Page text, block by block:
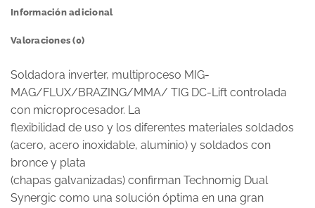
Información adicional
Valoraciones (0)
Soldadora inverter, multiproceso MIG-
MAG/FLUX/BRAZING/MMA/ TIG DC-Lift controlada
con microprocesador. La
flexibilidad de uso y los diferentes materiales soldados
(acero, acero inoxidable, aluminio) y soldados con
bronce y plata
(chapas galvanizadas) confirman Technomig Dual
Synergic como una solución óptima en una gran